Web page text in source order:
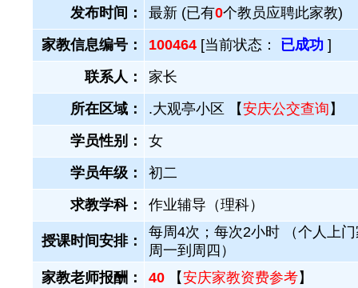
发布时间： 最新 (已有0个教员应聘此家教)
家教信息编号：
100464 [当前状态： 已成功 ]
联系人：
家长
所在区域：
.大观亭小区 【安庆公交查询 】
学员性别：
女
学员年级：
初二
求教学科：
作业辅导（理科）
授课时间安排：
每周4次；每次2小时 （个人上
周一到周四）
家教老师报酬：
40 【安庆家教资费参考】